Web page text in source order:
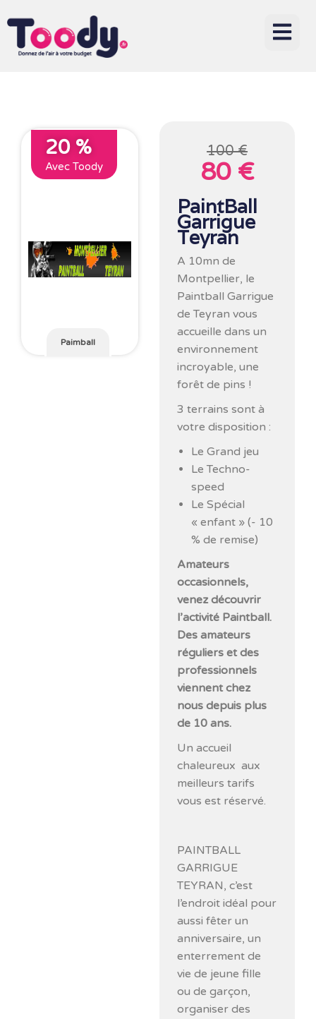
20 %
Avec Toody
Paimball
100 €
80 €
PaintBall
Garrigue
Teyran
A 10mn de
Montpellier, le
Paintball Garrigue
de Teyran vous
accueille dans un
environnement
incroyable, une
forêt de pins !
3 terrains sont à
votre disposition :
Le Grand jeu
Le Techno-
speed
Le Spécial
« enfant » (- 10
% de remise)
Amateurs
occasionnels,
venez découvrir
l’activité Paintball.
Des amateurs
réguliers et des
professionnels
viennent chez
nous depuis plus
de 10 ans.
Un accueil
chaleureux aux
meilleurs tarifs
vous est réservé.
PAINTBALL
GARRIGUE
TEYRAN, c’est
l’endroit idéal pour
aussi fêter un
anniversaire, un
enterrement de
vie de jeune fille
ou de garçon,
organiser des